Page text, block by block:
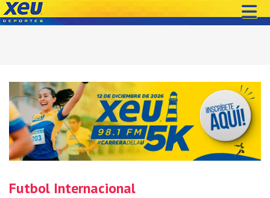
Futbol Internacional